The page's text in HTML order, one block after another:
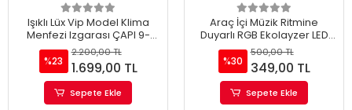
Işıklı Lüx Vip Model Klima
Menfezi Izgarası ÇAPI 9-
10CM (2 ADET)
%23
2.200,00 TL
1.699,00 TL
Sepete Ekle
Araç İçi Müzik Ritmine
Duyarlı RGB Ekolayzer LED
Işık Çubuğu Bataryalı (1
ADET)
%30
500,00 TL
349,00 TL
Sepete Ekle